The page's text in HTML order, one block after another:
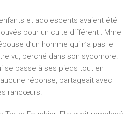
et adolescents avaient été
pour un culte différent : Mme
d’un homme qui n’a pas le
vu, perché dans son sycomore.
se passe à ses pieds tout en
réponse, partageait avec
rancœurs.